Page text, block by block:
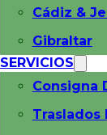
Cádiz &
Gibraltar
SERVICIOS
Consigna
Traslados